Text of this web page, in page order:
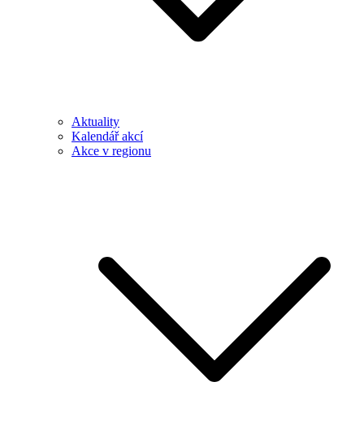
Aktuality
Kalendář akcí
Akce v regionu